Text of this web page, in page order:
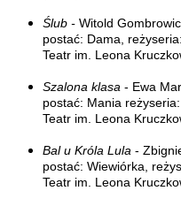
Ślub - Witold
postać: Dama,
Teatr im. Leona
Szalona klasa - Ewa
postać: Mania
Teatr im. Leona
Bal u Króla Lula -
postać: Wiewiórka,
Teatr im. Leona